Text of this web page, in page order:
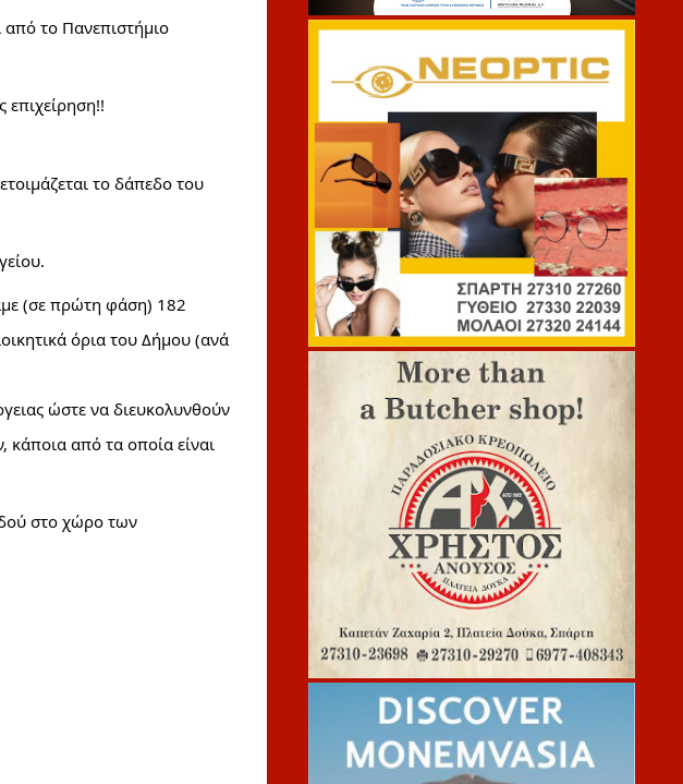
το Πανεπιστήμιο
επιχείρηση!!
το δάπεδο του
(σε πρώτη φάση) 182
όρια του Δήμου (ανά
ώστε να διευκολυνθούν
κάποια από τα οποία είναι
στο χώρο των